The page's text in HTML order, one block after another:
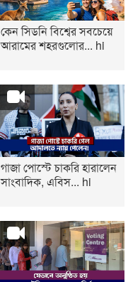
কেন সিডনি বিশ্বের সবচেয়ে
আরামের শহরগুলোর... hi
গাজা পোস্টে চাকরি হারালেন
সাংবাদিক, এবিস... hi